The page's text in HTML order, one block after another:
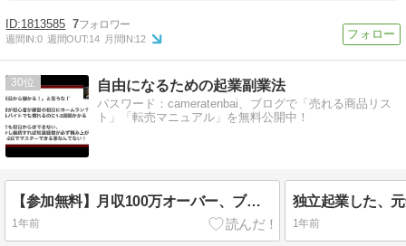
1813585 7
週間IN:0 週間OUT:14 月間IN:12
30 自由になるための起業副業法
パスワード：cameratenbai、ブログで「売れる商品リス
ト」「転売マニュアル」を無料公開中！
【参加無料】月収100万オーバー、ブラック飲食から独立した”シンゴさん”の無料セミナー
1年前
独立起業した、
1年前